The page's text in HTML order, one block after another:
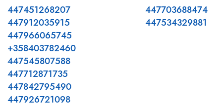
447451268207
447912035915
447703688474
447534329881
447966065745
+358403782460
447545807588
447712871735
447842795490
447926721098